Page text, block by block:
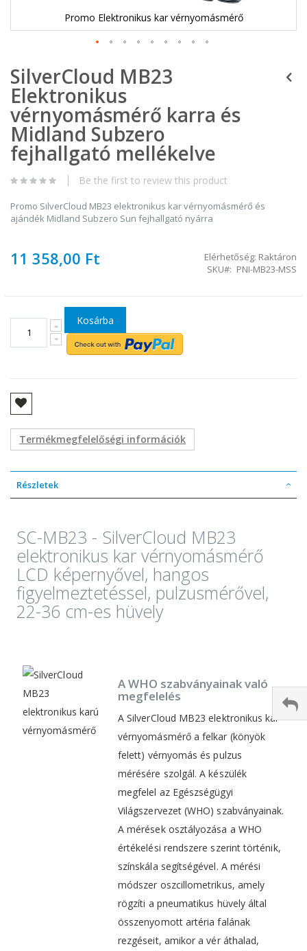
Promo Elektronikus kar vérnyomásmérő
a
képgaléria
elejére
SilverCloud MB23
Elektronikus
vérnyomásmérő karra és
Midland Subzero
fejhallgató mellékelve
Be the first to review this product
Promo SilverCloud MB23 elektronikus kar vérnyomásmérő és
ajándék Midland Subzero Sun fejhallgató nyárra
11 358,00 Ft Elérhetőség: Raktáron
SKU
PNI-MB23-MSS
Kosárba
Termékmegfelelőségi információk
Részletek
SC-MB23 - SilverCloud MB23
elektronikus kar vérnyomásmérő
LCD képernyővel, hangos
figyelmeztetéssel, pulzusmérővel,
22-36 cm-es hüvely
A WHO szabványainak való
megfelelés
A SilverCloud MB23 elektronikus kar
vérnyomásmérő a felkar (könyök
felett) vérnyomás és pulzus
mérésére szolgál. A készülék
megfelel az Egészségügyi
Világszervezet (WHO) szabványainak.
A mérések osztályozása a WHO
értékelési rendszere szerint történik,
színskála segítségével. A mérési
módszer oszcillometrikus, amely
rögzíti a pneumatikus hüvely által
összenyomott artéria falának
rezgéseit, amikor a vér áthalad,